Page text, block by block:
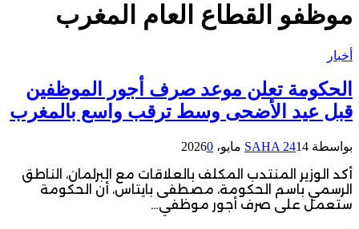
موظفو القطاع العام المغرب
أخبار
الحكومة تعلن موعد صرف أجور الموظفين
قبل عيد الأضحى وسط ترقب واسع بالمغرب
بواسطة SAHA 2414 مايو، 2026 0
أكد الوزير المنتدب المكلف بالعلاقات مع البرلمان، الناطق
الرسمي باسم الحكومة، مصطفى بايتاس، أن الحكومة
ستعمل على صرف أجور موظفي…